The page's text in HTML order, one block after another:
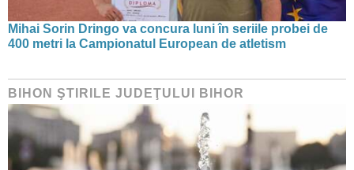
Mihai Sorin Dringo va concura luni în seriile probei de
400 metri la Campionatul European de atletism
BIHON ŞTIRILE JUDEŢULUI BIHOR